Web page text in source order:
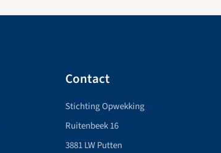
Contact
Stichting Opwekking
Ruitenbeek 16
3881 LW Putten